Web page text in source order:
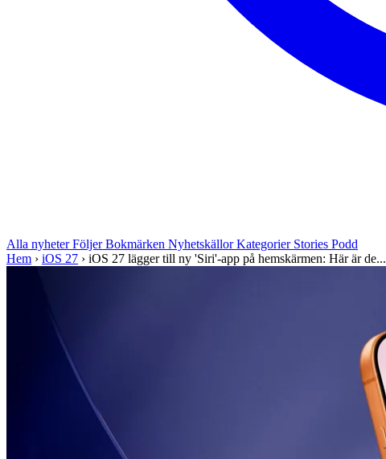
Alla nyheterFöljerBokmärken NyhetskällorKategorier Stories Podd
Hem › iOS 27 › iOS 27 lägger till ny 'Siri'-app på hemskärmen: Här är de...